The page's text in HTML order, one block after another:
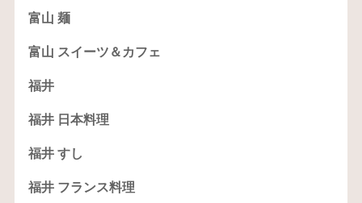
富山 麺
富山 スイーツ＆カフェ
福井
福井 日本料理
福井 すし
福井 フランス料理